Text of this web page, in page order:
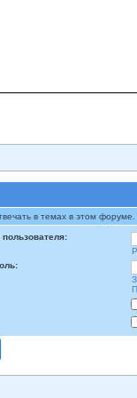
в темах в этом форуме.